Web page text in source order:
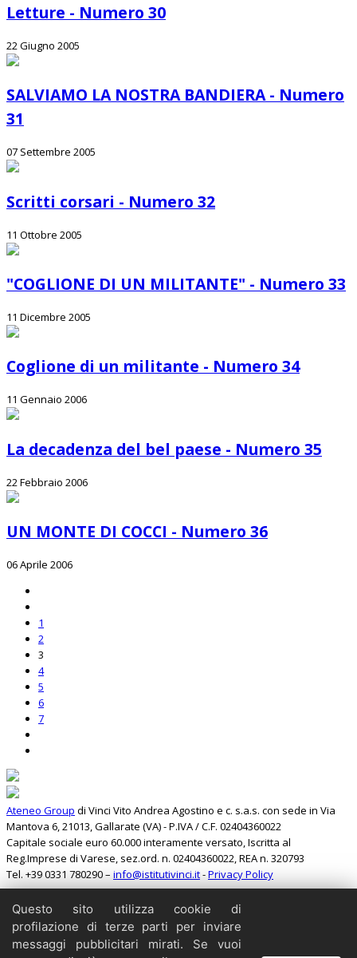
Letture - Numero 30
22 Giugno 2005
SALVIAMO LA NOSTRA BANDIERA - Numero
31
07 Settembre 2005
Scritti corsari - Numero 32
11 Ottobre 2005
"COGLIONE DI UN MILITANTE" - Numero 33
11 Dicembre 2005
Coglione di un militante - Numero 34
11 Gennaio 2006
La decadenza del bel paese - Numero 35
22 Febbraio 2006
UN MONTE DI COCCI - Numero 36
06 Aprile 2006
1
2
3
4
5
6
7
Ateneo Group di Vinci Vito Andrea Agostino e c. s.a.s. con sede in Via
Mantova 6, 21013, Gallarate (VA) - P.IVA / C.F. 02404360022
Capitale sociale euro 60.000 interamente versato, Iscritta al
Reg.Imprese di Varese, sez.ord. n. 02404360022, REA n. 320793
Tel. +39 0331 780290 – info@istitutivinci.it-Privacy Policy
Cerca
Home
Il Barbarossa
Questo sito utilizza cookie di
profilazione di terze parti per inviare
messaggi pubblicitari mirati. Se vuoi